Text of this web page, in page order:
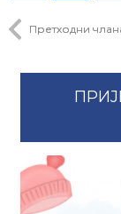
Претходни